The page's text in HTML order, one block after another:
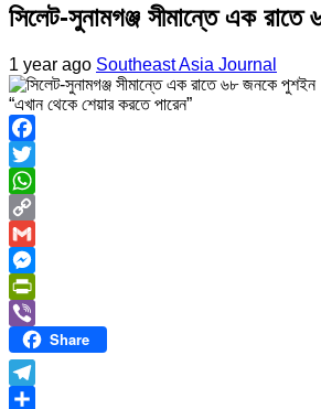
সিলেট-সুনামগঞ্জ সীমান্তে এক
1 year ago Southeast Asia Journal
“এখান থেকে শেয়ার করতে পারেন”
Facebook
Twitter
WhatsApp
Copy
Link
Gmail
Messenger
PrintFriendly
ViberShare
Telegram